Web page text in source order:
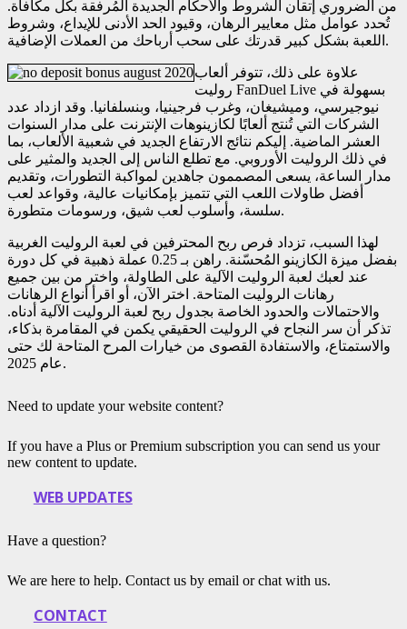
من الضروري إتقان الشروط والأحكام الجديدة المُرفقة بكل مكافأة.
تُحدد عوامل مثل معايير الرهان، وقيود الحد الأدنى للإيداع، وشروط
اللعبة بشكل كبير قدرتك على سحب أرباحك من العملات الإضافية.
علاوة على ذلك، تتوفر ألعاب
روليت FanDuel Live بسهولة في
نيوجيرسي، وميشيغان، وغرب فرجينيا، وبنسلفانيا. وقد ازداد عدد
الشركات التي تُنتج ألعابًا لكازينوهات الإنترنت على مدار السنوات
العشر الماضية. إليكم نتائج الارتفاع الجديد في شعبية الألعاب، بما
في ذلك الروليت الأوروبي. مع تطلع الناس إلى الجديد والمثير على
مدار الساعة، يسعى المصممون جاهدين لمواكبة التطورات، وتقديم
أفضل طاولات اللعب التي تتميز بإمكانيات عالية، وقواعد لعب
سلسة، وأسلوب لعب شيق، ورسومات متطورة.
لهذا السبب، تزداد فرص ربح المحترفين في لعبة الروليت الغربية
بفضل ميزة الكازينو المُحسّنة. راهن بـ 0.25 عملة ذهبية في كل دورة
عند لعبك لعبة الروليت الآلية على الطاولة، واختر من بين جميع
رهانات الروليت المتاحة. اختر الآن، أو اقرأ أنواع الرهانات
والاحتمالات والحدود الخاصة بجدول ربح لعبة الروليت الآلية أدناه.
تذكر أن سر النجاح في الروليت الحقيقي يكمن في المقامرة بذكاء،
والاستمتاع، والاستفادة القصوى من خيارات المرح المتاحة لك حتى
عام 2025.
Need to update your website content?
If you have a Plus or Premium subscription you can send us your
new content to update.
WEB UPDATES
Have a question?
We are here to help. Contact us by email or chat with us.
CONTACT